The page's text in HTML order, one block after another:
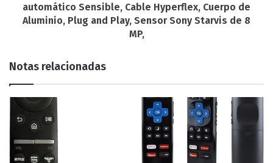
automático Sensible, Cable Hyperflex, Cuerpo de
Aluminio, Plug and Play, Sensor Sony Starvis de 8
MP,
Notas relacionadas